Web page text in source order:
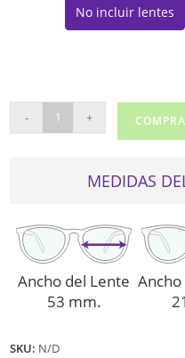
No incluir lentes
BAN
- +
MEDIDAS
Ancho del Lente
53 mm.
SKU: N/D